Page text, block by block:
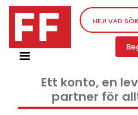
Nätverksutrustning
Service, supportprogram
Mjukvara
Dator PC-utrustning
Ett konto, en
partner för